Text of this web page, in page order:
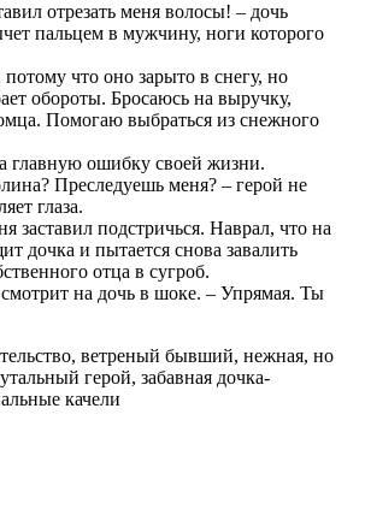
отрезать меня волосы! – дочь
пальцем в мужчину, ноги которого
что оно зарыто в снегу, но
обороты. Бросаюсь на выручку,
Помогаю выбраться из снежного
ошибку своей жизни.
Преследуешь меня? – герой не
глаза.
подстричься. Наврал, что на
дочка и пытается снова завалить
отца в сугроб.
на дочь в шоке. – Упрямая. Ты
ветреный бывший, нежная, но
герой, забавная дочка-
качели